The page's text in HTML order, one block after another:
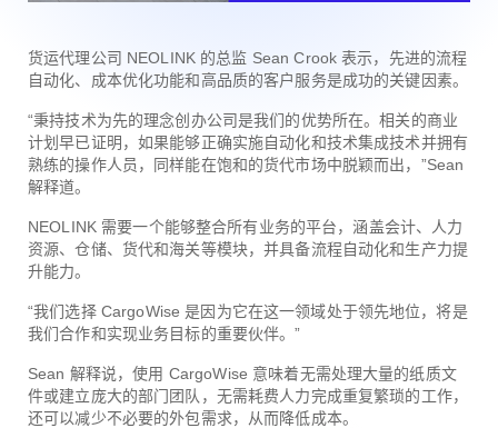
货运代理公司 NEOLINK 的总监 Sean Crook 表示，先进的流程
自动化、成本优化功能和高品质的客户服务是成功的关键因素。
“秉持技术为先的理念创办公司是我们的优势所在。相关的商业
计划早已证明，如果能够正确实施自动化和技术集成技术并拥有
熟练的操作人员，同样能在饱和的货代市场中脱颖而出，”Sean
解释道。
NEOLINK 需要一个能够整合所有业务的平台，涵盖会计、人力
资源、仓储、货代和海关等模块，并具备流程自动化和生产力提
升能力。
“我们选择 CargoWise 是因为它在这一领域处于领先地位，将是
我们合作和实现业务目标的重要伙伴。”
Sean 解释说，使用 CargoWise 意味着无需处理大量的纸质文
件或建立庞大的部门团队，无需耗费人力完成重复繁琐的工作，
还可以减少不必要的外包需求，从而降低成本。